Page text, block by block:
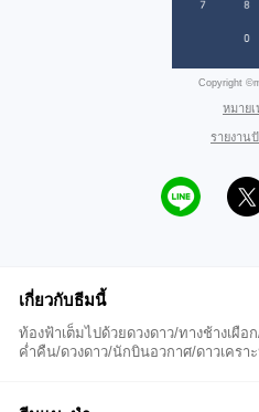
Copyright
หมาย
รายงาน
เกี่ยวกับธีมนี้
ท้องฟ้าเต็มไปด้วยดวงดาว/ทางช้างเผื
ค่ำคืน/ดวงดาว/นักบินอวกาศ/ดาวเคร